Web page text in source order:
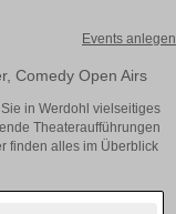
Events anlegen
Comedy Open Airs
in Werdohl vielseitiges
Theateraufführungen
finden alles im Überblick